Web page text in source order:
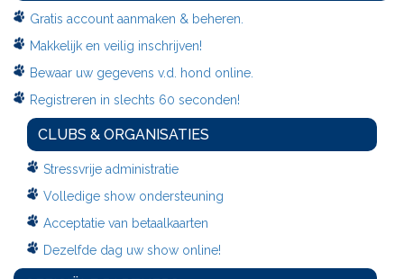
Gratis account aanmaken & beheren.
Makkelijk en veilig inschrijven!
Bewaar uw gegevens v.d. hond online.
Registreren in slechts 60 seconden!
CLUBS & ORGANISATIES
Stressvrije administratie
Volledige show ondersteuning
Acceptatie van betaalkaarten
Dezelfde dag uw show online!